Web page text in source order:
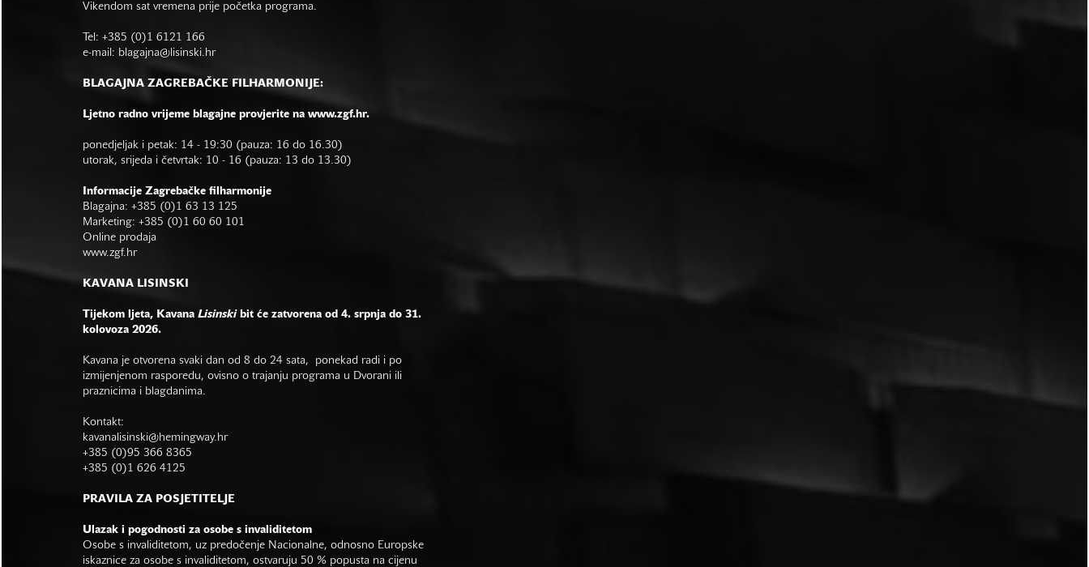
Vikendom sat vremena prije početka programa.
Tel: +385 (0)1 6121 166
e-mail: blagajna@lisinski.hr
BLAGAJNA ZAGREBAČKE FILHARMONIJE:
Ljetno radno vrijeme blagajne provjerite na www.zgf.hr.
ponedjeljak i petak: 14 - 19:30 (pauza: 16 do 16.30)
utorak, srijeda i četvrtak: 10 - 16 (pauza: 13 do 13.30)
Informacije Zagrebačke filharmonije
Blagajna: +385 (0)1 63 13 125
Marketing: +385 (0)1 60 60 101
Online prodaja
www.zgf.hr
KAVANA LISINSKI
Tijekom ljeta, Kavana Lisinskibit će zatvorena od 4. srpnja do 31.
kolovoza 2026.
Kavana je otvorena svaki dan od 8 do 24 sata, ponekad radi i po
izmijenjenom rasporedu, ovisno o trajanju programa u Dvorani ili
praznicima i blagdanima.
Kontakt:
kavanalisinski@hemingway.hr
+385 (0)95 366 8365
+385 (0)1 626 4125
PRAVILA ZA POSJETITELJE
Ulazak i pogodnosti za osobe s invaliditetom
Osobe s invaliditetom, uz predočenje Nacionalne, odnosno Europske
iskaznice za osobe s invaliditetom, ostvaruju 50 % popusta na cijenu